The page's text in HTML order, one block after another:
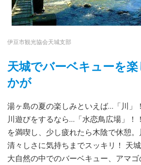
伊豆市観光協会天城支部
天城でバーベキューを
かが
湯ヶ島の夏の楽しみといえば…「川」
川遊びをするなら…「水恋鳥広場」
を満喫し、少し疲れたら木陰で休憩
清々しさに気持ちまでスッキリ！ 天
大自然の中でのバーベキュー、アマ